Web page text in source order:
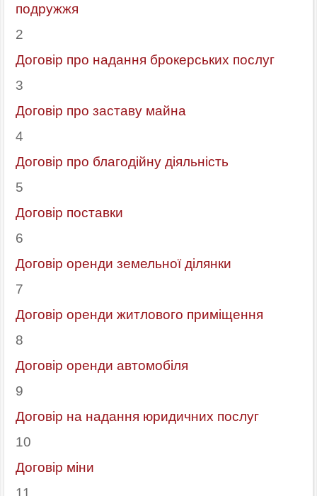
подружжя
2
Договір про надання брокерських послуг
3
Договір про заставу майна
4
Договір про благодійну діяльність
5
Договір поставки
6
Договір оренди земельної ділянки
7
Договір оренди житлового приміщення
8
Договір оренди автомобіля
9
Договір на надання юридичних послуг
10
Договір міни
11